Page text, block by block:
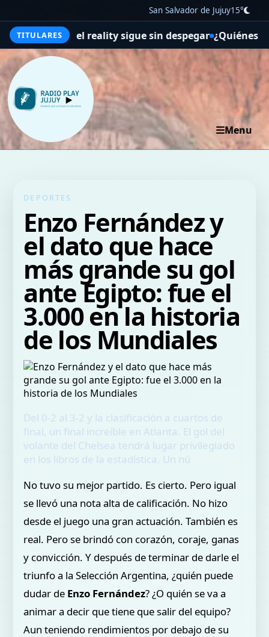
San Salvador de Jujuy15°
TITULARES
el reality sigue sin despegar ¿Quiénes son, mi
Menu
DEPORTES
Enzo Fernández y
el dato que hace
más grande su gol
ante Egipto: fue el
3.000 en la historia
de los Mundiales
Del 0-2 al 3-2 y la clasificación a cuartos de
final, un final increíble en Atlanta. El gol del
volante del Chelsea tendrá lugar privilegiado
en los libros de la estadística. Un nú
No tuvo su mejor partido. Es cierto. Pero igual
se llevó una nota alta de calificación. No hizo
desde el juego una gran actuación. También es
real. Pero se brindó con corazón, coraje, ganas
y convicción. Y después de terminar de darle el
triunfo a la Selección Argentina, ¿quién puede
dudar de Enzo Fernández? ¿O quién se va a
animar a decir que tiene que salir del equipo?
Aun teniendo rendimientos por debajo de su